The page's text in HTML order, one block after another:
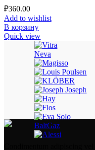
₽360.00
Add to wishlist
В корзину
Quick view
Neva
BaltGaz